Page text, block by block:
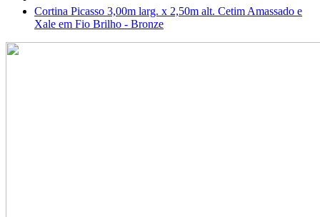
Cortina Picasso 3,00m larg. x 2,50m alt. Cetim Amassado e
Xale em Fio Brilho - Bronze